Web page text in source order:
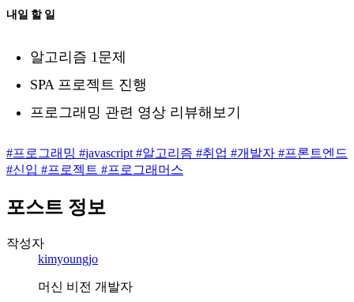
내일 할 일
알고리즘 1문제
SPA 프로젝트 진행
프로그래밍 관련 영상 리뷰해보기
#프로그래밍 #javascript #알고리즘 #취업 #개발자 #프론트엔드
#신입 #프로젝트 #프로그래머스
포스트 정보
작성자
kimyoungjo
머신 비전 개발자